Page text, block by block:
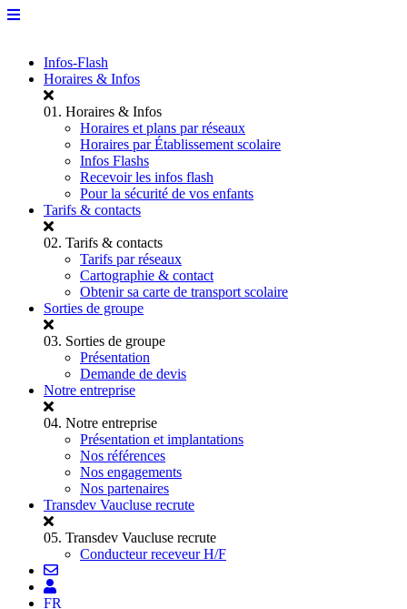
Infos-Flash
Horaires & Infos
01. Horaires & Infos
Horaires et plans par réseaux
Horaires par Établissement scolaire
Infos Flashs
Recevoir les infos flash
Pour la sécurité de vos enfants
Tarifs & contacts
02. Tarifs & contacts
Tarifs par réseaux
Cartographie & contact
Obtenir sa carte de transport scolaire
Sorties de groupe
03. Sorties de groupe
Présentation
Demande de devis
Notre entreprise
04. Notre entreprise
Présentation et implantations
Nos références
Nos engagements
Nos partenaires
Transdev Vaucluse recrute
05. Transdev Vaucluse recrute
Conducteur receveur H/F
FR